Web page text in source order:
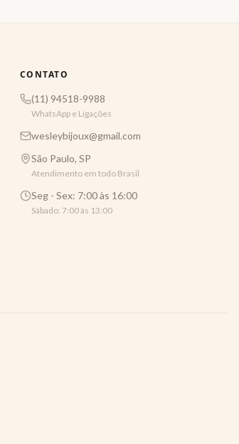
CONTATO
(11) 94518-9988
WhatsApp e Ligações
wesleybijoux@gmail.com
São Paulo, SP
Atendimento em todo Brasil
Seg - Sex: 7:00 às 16:00
Sábado: 7:00 às 13:00